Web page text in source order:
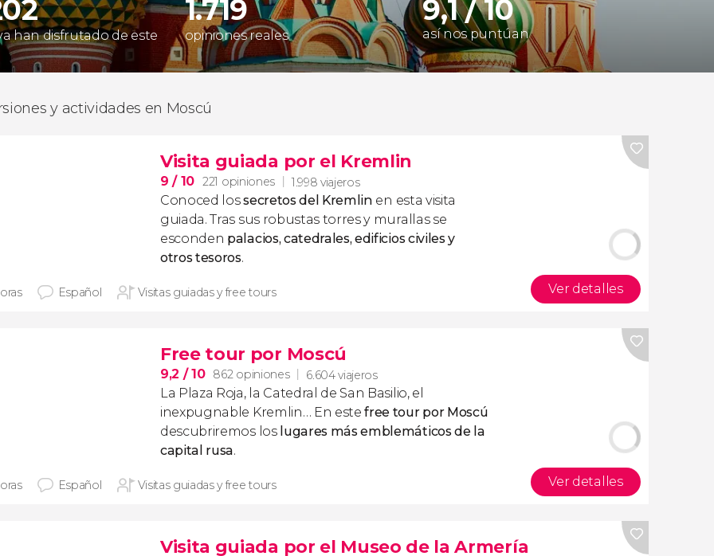
han disfrutado de este
1.719
opiniones reales
9,1 / 10
así nos puntúan
y actividades en Moscú
Visita guiada por el Kremlin
9/ 10 221 opiniones 1.998 viajeros
Conoced lossecretos del Kremlin en esta visita
guiada. Tras sus robustas torres y murallas se
esconden palacios, catedrales, edificios civiles y
otros tesoros.
Español Visitas guiadas y free tours Ver detalles
Free tour por Moscú
9,2 / 10 862 opiniones 6.604 viajeros
La Plaza Roja, la Catedral de San Basilio, el
inexpugnable Kremlin… En estefree tour por Moscú
descubriremos los lugares más emblemáticos de la
capital rusa.
Español Visitas guiadas y free tours Ver detalles
Visita guiada por el Museo de la Armería